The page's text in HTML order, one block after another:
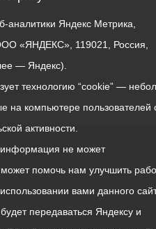
аналитики Яндекс Метрика,
«ЯНДЕКС», 119021, Россия,
— Яндекс).
технологию “cookie” —
компьютере пользователей
активности.
не может
помочь нам улучшить
вами данного
передаваться Яндексу и